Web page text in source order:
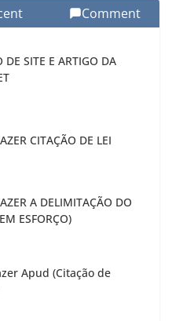
Comment
DE SITE E ARTIGO DA
CITAÇÃO DE LEI
A DELIMITAÇÃO DO
ESFORÇO)
Apud (Citação de